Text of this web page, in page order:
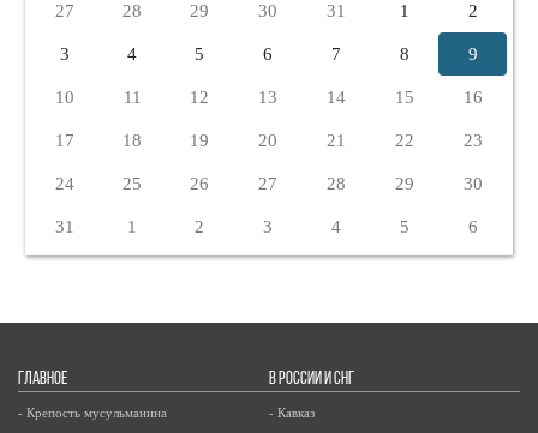
27 28 29 30 31 1 2
3 4 5 6 7 8 9
10 11 12 13 14 15 16
17 18 19 20 21 22 23
24 25 26 27 28 29 30
31 1 2 3 4 5 6
ГЛАВНОЕ
- Крепость мусульманина
В РОССИИ И СНГ
- Кавказ